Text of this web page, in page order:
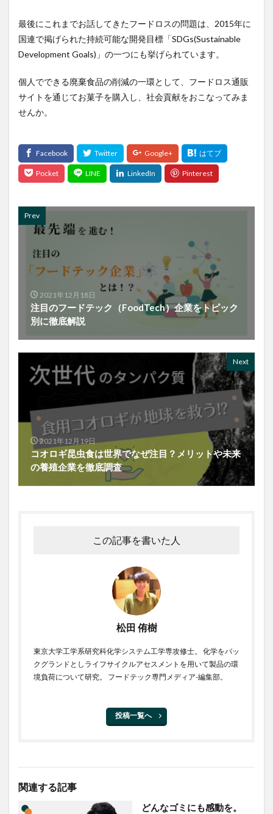
最後にこれまでお話してきたフードロスの問題は、2015年に
国連で掲げられた持続可能な開発目標「SDGs(Sustainable
Development Goals)」の一つにも挙げられています。
個人でできる廃棄食品の削減の一環として、フードロス通販
サイトを通じてお菓子を購入し、社会貢献をおこなってみま
せんか。
Prev
2021年12月18日
注目のフードテック（FoodTech）企業をトピック
別に徹底解説
Next
2021年12月19日
コオロギ昆虫食は世界でなぜ注目？メリットや未来
の養殖企業を徹底調査
この記事を書いた人
松田 侑樹
東京大学工学系研究科化学システム工学専攻修士。 化学をバッ
クグランドとしライフサイクルアセスメントを用いて製品の環
境負荷について研究。 フードテック専門メディア-編集部。
投稿一覧へ
関連する記事
どんなゴミにも感動を。